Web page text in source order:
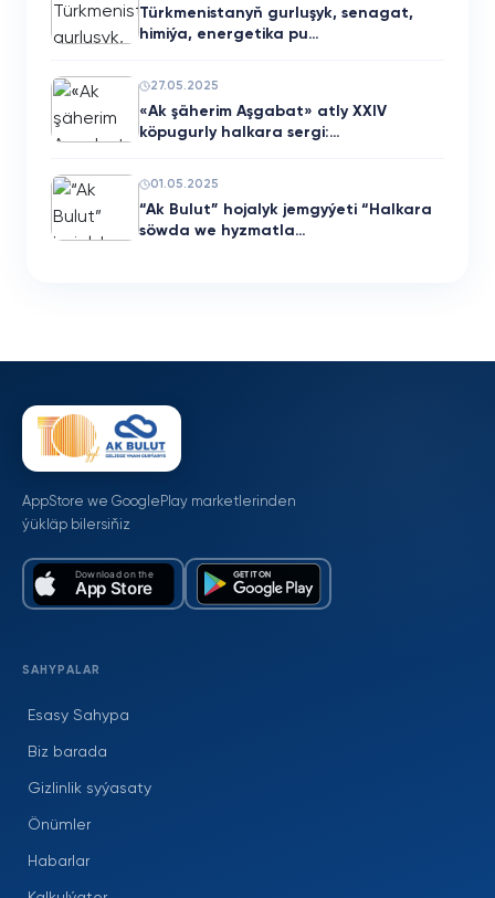
Türkmenistanyň gurluşyk, senagat,
himiýa, energetika pu…
27.05.2025
«Ak şäherim Aşgabat» atly XXIV
köpugurly halkara sergi:…
01.05.2025
“Ak Bulut” hojalyk jemgyýeti “Halkara
söwda we hyzmatla…
AppStore we GooglePlay marketlerinden
ýükläp bilersiňiz
SAHYPALAR
Esasy Sahypa
Biz barada
Gizlinlik syýasaty
Önümler
Habarlar